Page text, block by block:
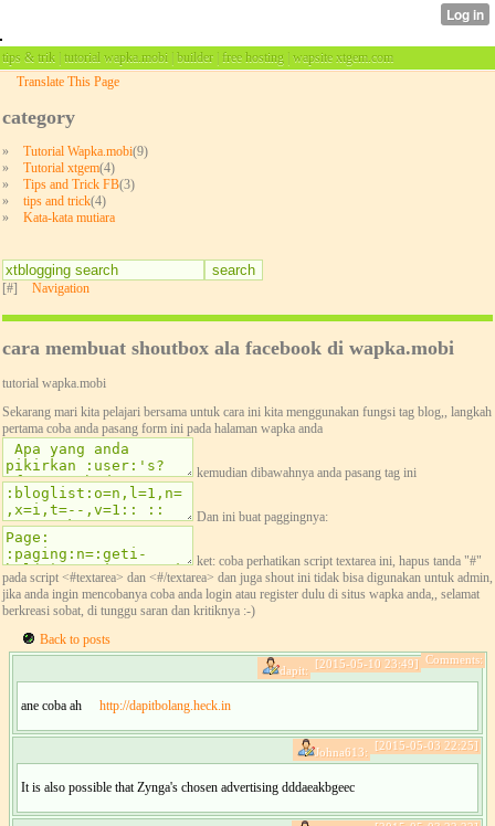
tips & trik | tutorial wapka.mobi | builder | free hosting | wapsite xtgem.com
Translate This Page
category
» Tutorial Wapka.mobi(9)
»
Tutorial xtgem(4)
»
Tips and Trick FB(3)
»
tips and trick(4)
»
Kata-kata mutiara
[#] Navigation
cara membuat shoutbox ala facebook di wapka.mobi
tutorial wapka.mobi
Sekarang mari kita pelajari bersama untuk cara ini kita menggunakan fungsi tag blog,, langkah
pertama coba anda pasang form ini pada halaman wapka anda
kemudian dibawahnya anda pasang tag ini
Dan ini buat paggingnya:
ket: coba perhatikan script textarea ini, hapus tanda "#"
pada script <#textarea> dan <#/textarea> dan juga shout ini tidak bisa digunakan untuk admin,
jika anda ingin mencobanya coba anda login atau register dulu di situs wapka anda,, selamat
berkreasi sobat, di tunggu saran dan kritiknya :-)
Back to posts
Comments:
[2015-05-10 23:49]
dapit:
ane coba ah http://dapitbolang.heck.in
[2015-05-03 22:25]
Johna613:
It is also possible that Zynga's chosen advertising dddaeakbgeec